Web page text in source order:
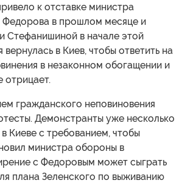
к отставке министра
в прошлом месяце и
Стефанишиной в начале этой
в Киев, чтобы ответить на
в незаконном обогащении и
отрицает.
гражданского неповиновения
Демонстранты уже несколько
Киеве с требованием, чтобы
министра обороны в
с Федоровым может сыграть
плана Зеленского по выживанию